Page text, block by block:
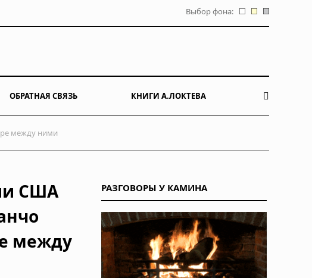
Выбор фона:
ОБРАТНАЯ СВЯЗЬ КНИГИ А.ЛОКТЕВА
между ними
США
между
РАЗГОВОРЫ У КАМИНА